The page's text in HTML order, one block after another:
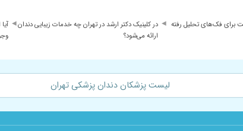
برای فک‌های تحلیل رفته
در کلینیک دکتر ارشد در تهران چه خدمات زیبایی دندان
ارائه می‌شود؟
لیست پزشکان دندان پزشکی تهران